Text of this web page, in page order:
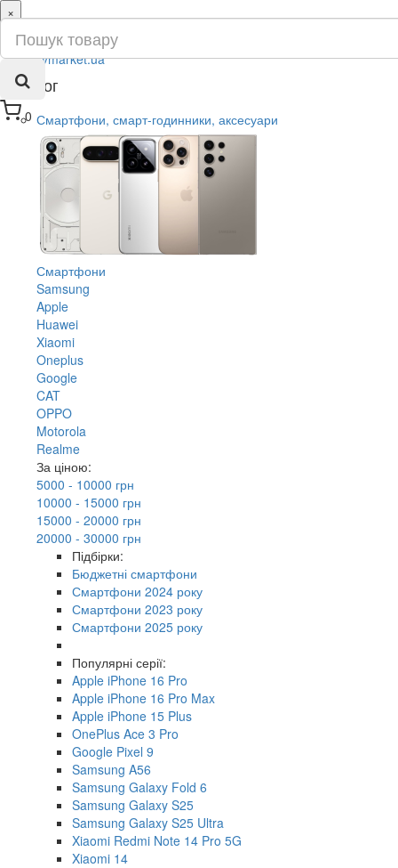
0
×
ru
ua
Каталог
Смартфони, смарт-годинники, аксесуари
Смартфони
Samsung
Apple
Huawei
Xiaomi
Oneplus
Google
CAT
OPPO
Motorola
Realme
За ціною:
5000 - 10000 грн
10000 - 15000 грн
15000 - 20000 грн
20000 - 30000 грн
Підбірки:
Бюджетні смартфони
Смартфони 2024 року
Смартфони 2023 року
Смартфони 2025 року
Популярні серії:
Apple iPhone 16 Pro
Apple iPhone 16 Pro Max
Apple iPhone 15 Plus
OnePlus Ace 3 Pro
Google Pixel 9
Samsung A56
Samsung Galaxy Fold 6
Samsung Galaxy S25
Samsung Galaxy S25 Ultra
Xiaomi Redmi Note 14 Pro 5G
Xiaomi 14